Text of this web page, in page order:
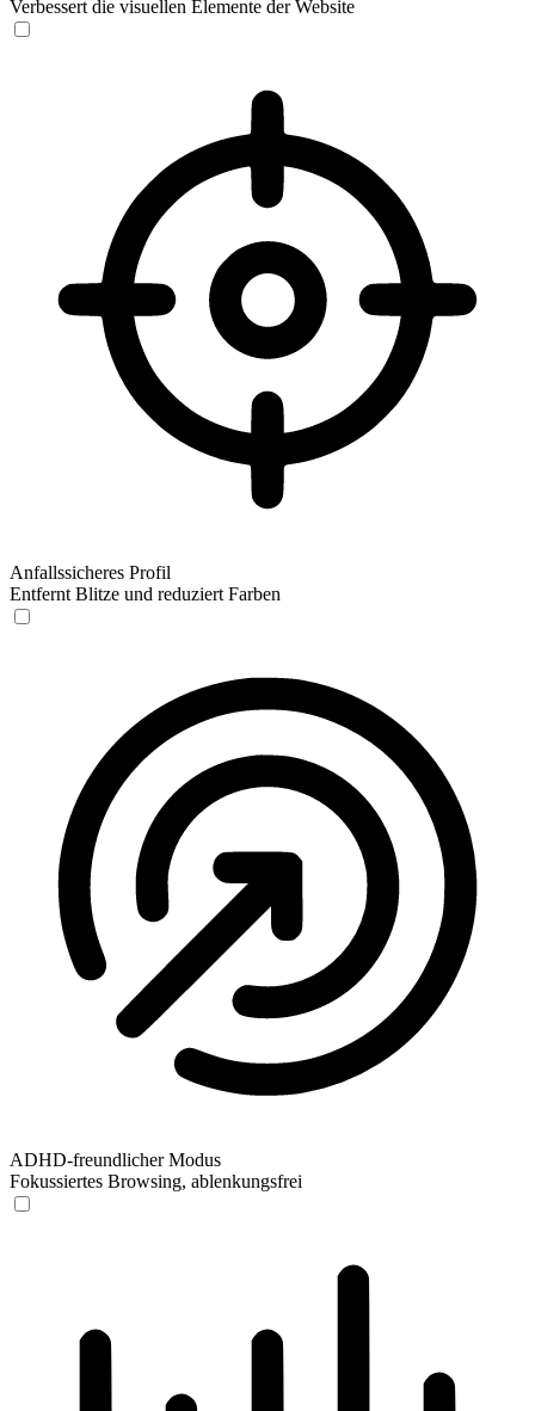
Verbessert die visuellen Elemente der Website
Anfallssicheres Profil
Entfernt Blitze und reduziert Farben
ADHD-freundlicher Modus
Fokussiertes Browsing, ablenkungsfrei